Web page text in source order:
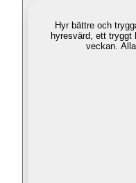
Hyr bättre och
hyresvärd, ett tryggt
veckan.